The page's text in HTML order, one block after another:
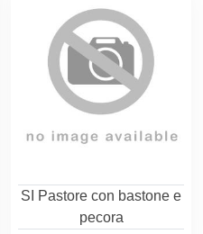
SI Pastore con bastone e
pecora